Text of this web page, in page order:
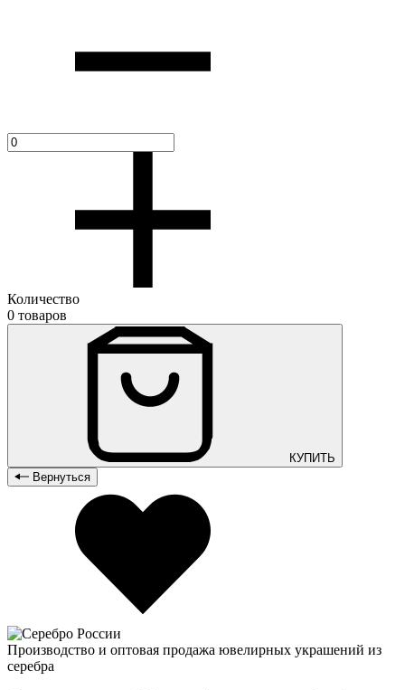
Количество
0 товаров
КУПИТЬ
Вернуться
Производство и оптовая продажа ювелирных украшений из
серебра